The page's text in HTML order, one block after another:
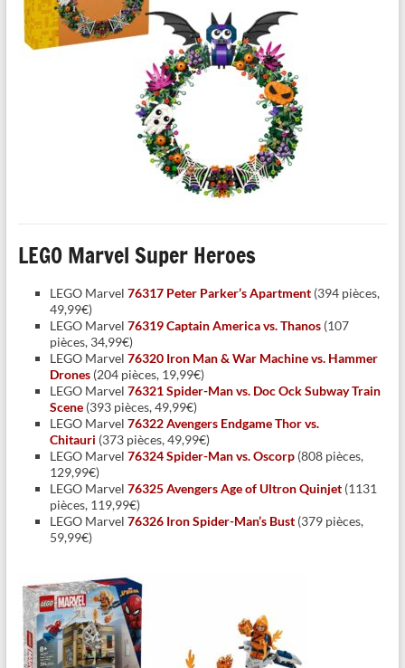
LEGO Marvel Super Heroes
LEGO Marvel 76317 Peter Parker’s Apartment(394 pièces,
49,99€)
LEGO Marvel 76319 Captain America vs. Thanos(107
pièces, 34,99€)
LEGO Marvel 76320 Iron Man & War Machine vs. Hammer
Drones(204 pièces, 19,99€)
LEGO Marvel 76321 Spider-Man vs. Doc Ock Subway Train
Scene(393 pièces, 49,99€)
LEGO Marvel 76322 Avengers Endgame Thor vs.
Chitauri (373 pièces, 49,99€)
LEGO Marvel 76324 Spider-Man vs. Oscorp(808 pièces,
129,99€)
LEGO Marvel 76325 Avengers Age of Ultron Quinjet(1131
pièces, 119,99€)
LEGO Marvel 76326 Iron Spider-Man’s Bust(379 pièces,
59,99€)